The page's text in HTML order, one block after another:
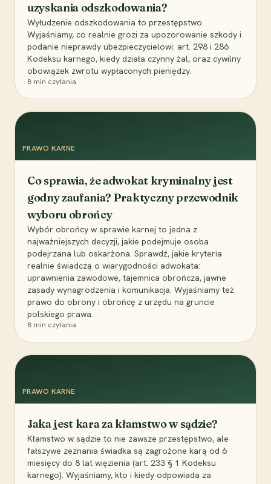
uzyskania odszkodowania?
Wyłudzenie odszkodowania to przestępstwo.
Wyjaśniamy, co realnie grozi za upozorowanie szkody i
podanie nieprawdy ubezpieczycielowi: art. 298 i 286
Kodeksu karnego, kiedy działa czynny żal, oraz cywilny
obowiązek zwrotu wypłaconych pieniędzy.
8 min czytania
PRAWO KARNE
Co sprawia, że adwokat kryminalny jest
godny zaufania? Praktyczny przewodnik
wyboru obrońcy
Wybór obrońcy w sprawie karnej to jedna z
najważniejszych decyzji, jakie podejmuje osoba
podejrzana lub oskarżona. Sprawdź, jakie kryteria
realnie świadczą o wiarygodności adwokata:
uprawnienia zawodowe, tajemnica obrończa, jawne
zasady wynagrodzenia i komunikacja. Wyjaśniamy też
prawo do obrony i obrońcę z urzędu na gruncie
polskiego prawa.
8 min czytania
PRAWO KARNE
Jaka jest kara za kłamstwo w sądzie?
Kłamstwo w sądzie to nie zawsze przestępstwo, ale
fałszywe zeznania świadka są zagrożone karą od 6
miesięcy do 8 lat więzienia (art. 233 § 1 Kodeksu
karnego). Wyjaśniamy, kto i kiedy odpowiada za